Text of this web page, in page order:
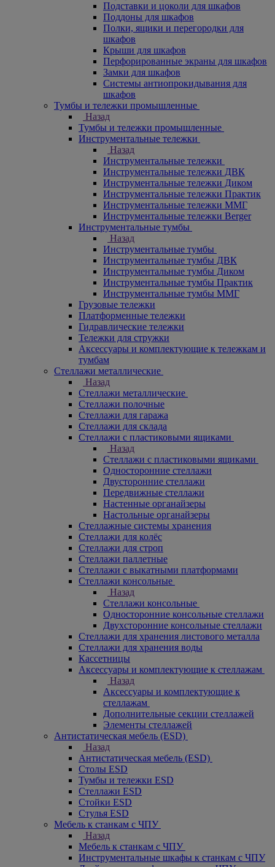
Подставки и цоколи для шкафов
Поддоны для шкафов
Полки, ящики и перегородки для
шкафов
Крыши для шкафов
Перфорированные экраны для шкафов
Замки для шкафов
Системы антиопрокидывания для
шкафов
Тумбы и тележки промышленные
Назад
Тумбы и тележки промышленные
Инструментальные тележки
Назад
Инструментальные тележки
Инструментальные тележки ДВК
Инструментальные тележки Диком
Инструментальные тележки Практик
Инструментальные тележки ММГ
Инструментальные тележки Berger
Инструментальные тумбы
Назад
Инструментальные тумбы
Инструментальные тумбы ДВК
Инструментальные тумбы Диком
Инструментальные тумбы Практик
Инструментальные тумбы ММГ
Грузовые тележки
Платформенные тележки
Гидравлические тележки
Тележки для стружки
Аксесcуары и комплектующие к тележкам и
тумбам
Стеллажи металлические
Назад
Стеллажи металлические
Стеллажи полочные
Стеллажи для гаража
Стеллажи для склада
Стеллажи с пластиковыми ящиками
Назад
Стеллажи с пластиковыми ящиками
Односторонние стеллажи
Двусторонние стеллажи
Передвижные стеллажи
Настенные органайзеры
Настольные органайзеры
Стеллажные системы хранения
Стеллажи для колёс
Стеллажи для строп
Стеллажи паллетные
Стеллажи с выкатными платформами
Стеллажи консольные
Назад
Стеллажи консольные
Односторонние консольные стеллажи
Двухсторонние консольные стеллажи
Стеллажи для хранения листового металла
Стеллажи для хранения воды
Кассетницы
Аксесcуары и комплектующие к стеллажам
Назад
Аксесcуары и комплектующие к
стеллажам
Дополнительные секции стеллажей
Элементы стеллажей
Антистатическая мебель (ESD)
Назад
Антистатическая мебель (ESD)
Столы ESD
Тумбы и тележки ESD
Стеллажи ESD
Стойки ESD
Стулья ESD
Мебель к станкам с ЧПУ
Назад
Мебель к станкам с ЧПУ
Инструментальные шкафы к станкам с ЧПУ